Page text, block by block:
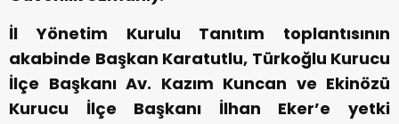
İl Yönetim Kurulu Tanıtım toplantısının
akabinde Başkan Karatutlu, Türkoğlu Kurucu
İlçe Başkanı Av. Kazım Kuncan ve Ekinözü
Kurucu İlçe Başkanı İlhan Eker’e yetki